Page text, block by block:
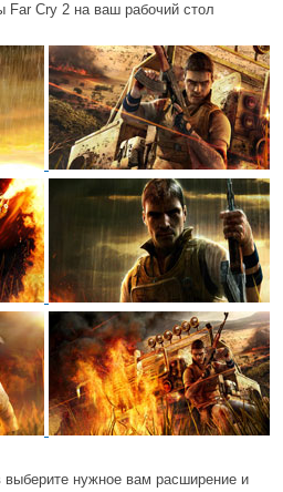
Far Cry 2 на ваш рабочий стол
выберите нужное вам расширение и